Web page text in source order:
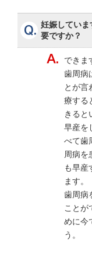
妊娠してい
要ですか？
できま
歯周病
とが言
療する
きると
早産を
べて歯
周病を
も早産
ます。
歯周病
ことが
めに今
う。